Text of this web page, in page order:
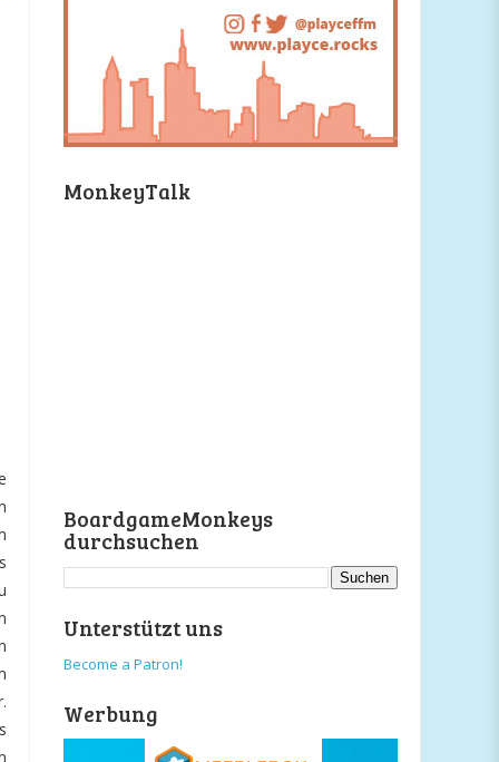
MonkeyTalk
BoardgameMonkeys
durchsuchen
Unterstützt uns
Become a Patron!
Werbung